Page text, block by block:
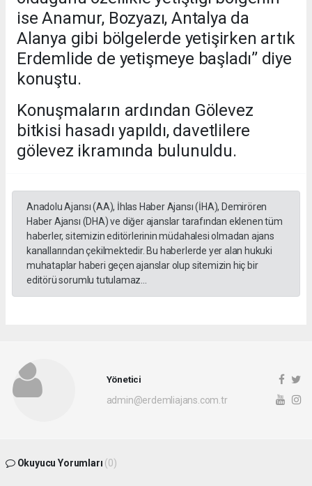
ise Anamur, Bozyazı, Antalya da
Alanya gibi bölgelerde yetişirken artık
Erdemlide de yetişmeye başladı’’ diye
konuştu.
Konuşmaların ardından Gölevez
bitkisi hasadı yapıldı, davetlilere
gölevez ikramında bulunuldu.
Anadolu Ajansı (AA), İhlas Haber Ajansı (İHA), Demirören
Haber Ajansı (DHA) ve diğer ajanslar tarafından eklenen tüm
haberler, sitemizin editörlerinin müdahalesi olmadan ajans
kanallarından çekilmektedir. Bu haberlerde yer alan hukuki
muhataplar haberi geçen ajanslar olup sitemizin hiç bir
editörü sorumlu tutulamaz...
Yönetici
admin@erdemliajans.com.tr
Okuyucu Yorumları (0)